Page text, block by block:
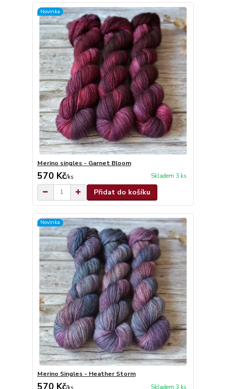
Novinka
Merino singles - Garnet Bloom
570 Kč/ks Skladem 3 ks
Přidat do košíku
Novinka
Merino Singles - Heather Storm
Skladem 3 ks